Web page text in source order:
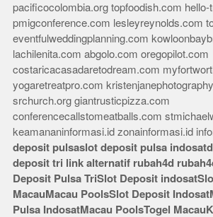
pacificocolombia.org topfoodish.com
pmigconference.com lesleyreynolds.com
eventfulweddingplanning.com
lachilenita.com abgolo.com oregopilot.com
costaricacasadaretodream.com
yogaretreatpro.com
srchurch.org giantrusticpizza.com
conferencecallstomeatballs.com
keamananinformasi.id zonainformasi.id
deposit pulsaslot deposit pulsa indosat
deposit tri link alternatif rubah4d
Deposit Pulsa TriSlot Deposit indosat
MacauMacau PoolsSlot Deposit Indosat
Pulsa IndosatMacau PoolsTogel Macau